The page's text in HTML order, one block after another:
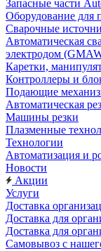
Запасные части
Оборудование для
Сварочные
Автоматическая
электродом
Каретки,
Контроллеры и
Подающие
Автоматическая
Машины резки
Плазменные
Технологии
Автоматизация и
Новости
Акции
Услуги
Доставка
Доставка для
Доставка для
Самовывоз с